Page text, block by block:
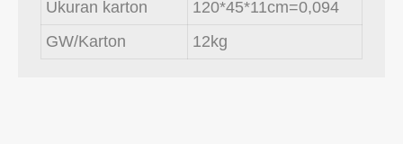
Ukuran karton
120*45*11cm=0,094
GW/Karton
12kg